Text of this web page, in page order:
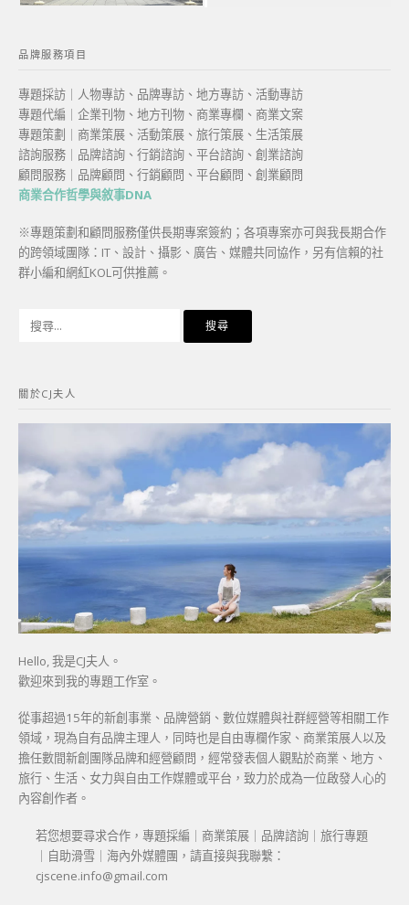
品牌服務項目
專題採訪｜人物專訪、品牌專訪、地方專訪、活動專訪
專題代編｜企業刊物、地方刊物、商業專欄、商業文案
專題策劃｜商業策展、活動策展、旅行策展、生活策展
諮詢服務｜品牌諮詢、行銷諮詢、平台諮詢、創業諮詢
顧問服務｜品牌顧問、行銷顧問、平台顧問、創業顧問
商業合作哲學與敘事DNA
※專題策劃和顧問服務僅供長期專案簽約；各項專案亦可與我長期合作
的跨領域團隊：IT、設計、攝影、廣告、媒體共同協作，另有信賴的社
群小編和網紅KOL可供推薦。
字:
關於CJ夫人
Hello, 我是CJ夫人。
歡迎來到我的專題工作室。
從事超過15年的新創事業、品牌營銷、數位媒體與社群經營等相關工作
領域，現為自有品牌主理人，同時也是自由專欄作家、商業策展人以及
擔任數間新創團隊品牌和經營顧問，經常發表個人觀點於商業、地方、
旅行、生活、女力與自由工作媒體或平台，致力於成為一位啟發人心的
內容創作者。
若您想要尋求合作，專題採編｜商業策展｜品牌諮詢｜旅行專題
｜自助滑雪｜海內外媒體團，請直接與我聯繫：
cjscene.info@gmail.com